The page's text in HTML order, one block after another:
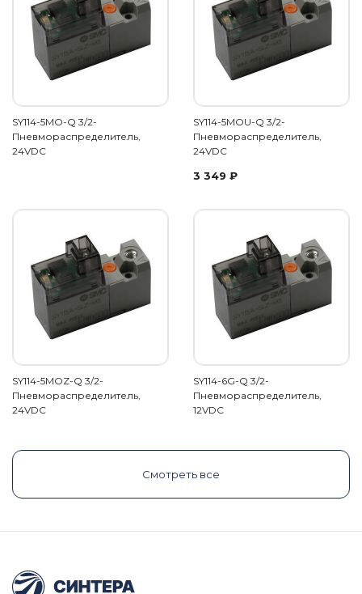
SY114-5MO-Q 3/2-
Пневмораспределитель,
24VDC
SY114-5MOU-Q 3/2-
Пневмораспределитель,
24VDC
3 349 ₽
SY114-5MOZ-Q 3/2-
Пневмораспределитель,
24VDC
SY114-6G-Q 3/2-
Пневмораспределитель,
12VDC
Смотреть все